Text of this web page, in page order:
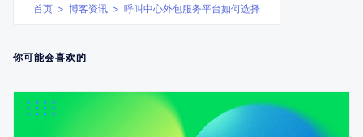
首页 > 博客资讯 > 呼叫中心外包服务平台如何选择
你可能会喜欢的